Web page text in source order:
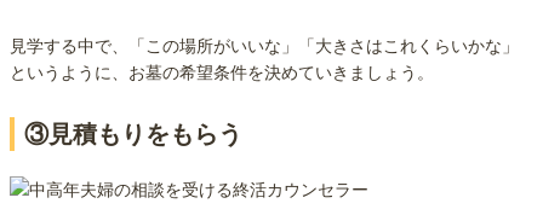
見学する中で、「この場所がいいな」「大きさはこれくらいかな」
というように、お墓の希望条件を決めていきましょう。
③見積もりをもらう